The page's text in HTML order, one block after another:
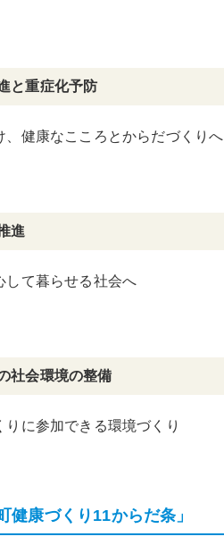
と重症化予防
、健康なこころとからだづくりへ
進
して暮らせる社会へ
社会環境の整備
に参加できる環境づくり
健康づくり11からだ条」